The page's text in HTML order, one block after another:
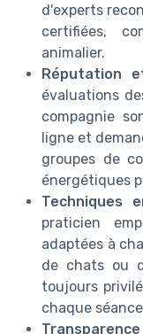
d'experts
certifiées,
animalier.
Réputation
évaluations
compagnie
ligne et
groupes de
énergétiques
Techniques
praticien
adaptées à
de chats ou
toujours
chaque